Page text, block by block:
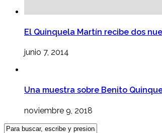
El Quinquela Martín recibe dos
junio 7, 2014
Una muestra sobre Benito
noviembre 9, 2018